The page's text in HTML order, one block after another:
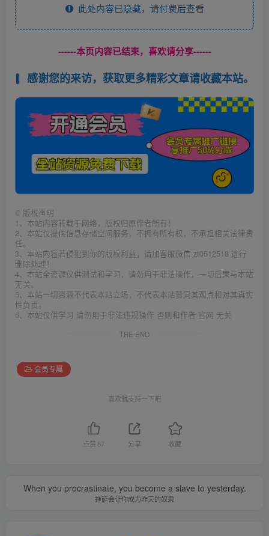
此处内容已隐藏，请付费后查看
------本页内容已结束，喜欢请分享------
感谢您的来访，获取更多精彩文章请收藏本站。
© 版权声明
1、本站内容转载于网络，版权归原作者所有！
2、本站仅提供信息存储空间服务，不拥有所有权，不承担相关法律责
任。
3、本站内容若侵犯到你的版权利益，请加客服微信 zt0512518 进行
删除处理！
4、本站全资源仅供测试和学习，请勿用于非法操作，一切后果与本站
无关。
5、本站一切资源不代表本站立场，不代表本站赞同其观点和对其真实
性负责。
6、本站仅供学习 请勿用于非法违规操作 否则和作者 官网 无关
THE END
会员专属
喜欢就支持一下吧
点赞87 分享 收藏
When you procrastinate, you become a slave to yesterday.
拖延会让你成为昨天的奴隶